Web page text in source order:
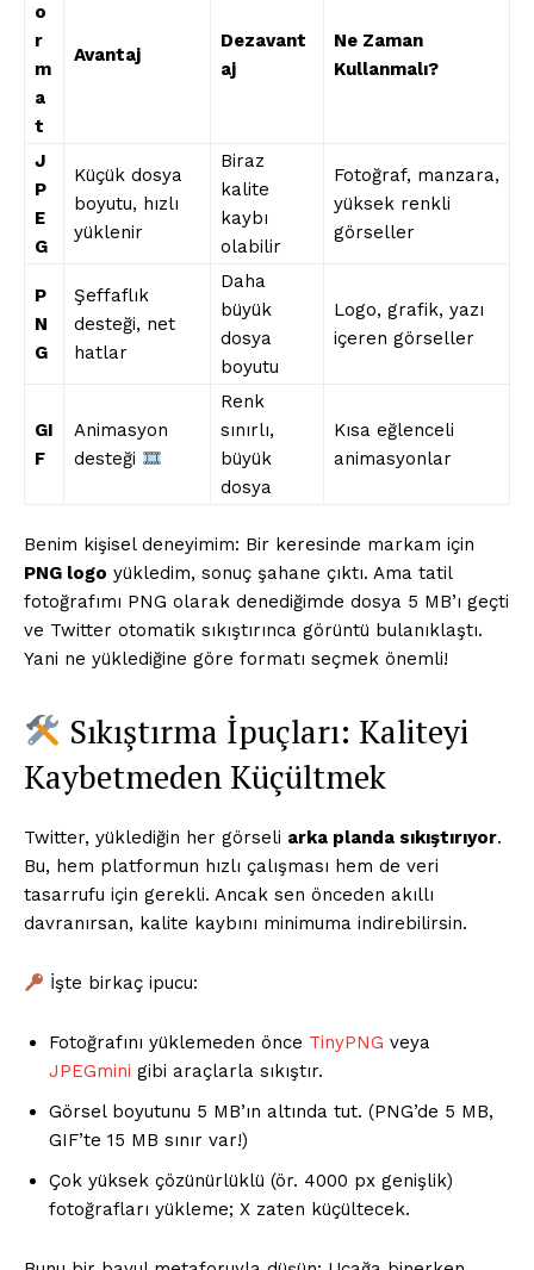
o
r
m
a
t
Avantaj
Dezavant
aj
Ne Zaman
Kullanmalı?
J
P
E
G
Küçük dosya
boyutu, hızlı
yüklenir
Biraz
kalite
kaybı
olabilir
Fotoğraf, manzara,
yüksek renkli
görseller
P
N
G
Şeffaflık
desteği, net
hatlar
Daha
büyük
dosya
boyutu
Logo, grafik, yazı
içeren görseller
GI
F
Animasyon
desteği
Renk
sınırlı,
büyük
dosya
Kısa eğlenceli
animasyonlar
Benim kişisel deneyimim: Bir keresinde markam için
PNG logo yükledim, sonuç şahane çıktı. Ama tatil
fotoğrafımı PNG olarak denediğimde dosya 5 MB’ı geçti
ve Twitter otomatik sıkıştırınca görüntü bulanıklaştı.
Yani ne yüklediğine göre formatı seçmek önemli!
Sıkıştırma İpuçları: Kaliteyi
Kaybetmeden Küçültmek
Twitter, yüklediğin her görseli arka planda sıkıştırıyor.
Bu, hem platformun hızlı çalışması hem de veri
tasarrufu için gerekli. Ancak sen önceden akıllı
davranırsan, kalite kaybını minimuma indirebilirsin.
İşte birkaç ipucu:
Fotoğrafını yüklemeden önce TinyPNG veya
JPEGmini gibi araçlarla sıkıştır.
Görsel boyutunu 5 MB’ın altında tut. (PNG’de 5 MB,
GIF’te 15 MB sınır var!)
Çok yüksek çözünürlüklü (ör. 4000 px genişlik)
fotoğrafları yükleme; X zaten küçültecek.